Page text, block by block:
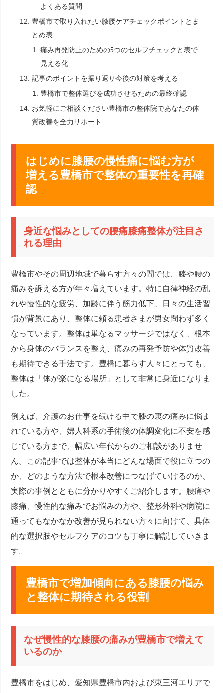
よくある質問
豊橋市で取り入れたい膝腰ケアチェックポイントとま
とめ表
痛み再発防止のための5つのセルフチェックと表で
見える化
記事のポイントを振り返り今後の対策を考える
豊橋市で整体選びを成功させるための最終確認
お気軽にご相談ください豊橋市の整体院であなたの体
質改善を全力サポート
はじめに膝腰の慢性痛に悩む方が
増える豊橋市で整体の重要性を再確
認
身近な悩みとしての腰痛膝痛整体が注目さ
れる理由
豊橋市やその周辺地域で暮らす方々の間では、膝や腰の
痛みを訴える方が年々増えています。特に自律神経の乱
れや慢性的な疲労、加齢に伴う筋力低下、日々の生活習
慣が背景にあり、整体に頼る患者さまが男女問わず多く
なっています。整体は単なるマッサージではなく、根本
から身体のバランスを整え、痛みの再発予防や体質改善
も期待できる手法です。豊橋に暮らす人々にとっても、
整体は「体が楽になる場所」として非常に身近になりま
した。
例えば、介護のお仕事を続ける中で膝の裏の痛みに悩ま
れている方や、婦人科系の手術後の体調変化に不安を感
じている方まで、幅広い年代からのご相談がありませ
ん。この記事では整体が本当にどんな場面で役に立つの
か、どのような方法で根本改善につなげていけるのか、
実際の事例とともに分かりやすくご紹介します。腰痛や
膝痛、慢性的な痛みでお悩みの方や、整形外科や病院に
通ってもなかなか改善が見られない方々に向けて、具体
的な選択肢やセルフケアのコツも丁寧に解説していきま
す。
豊橋市で増加傾向にある膝腰の悩み
と整体に期待される役割
なぜ慢性的な膝腰の痛みが豊橋市で増えて
いるのか
豊橋市をはじめ、愛知県豊橋市内および東三河エリアで